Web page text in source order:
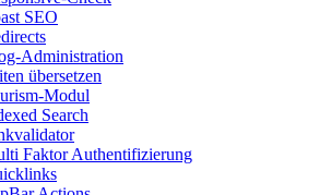
SEO
Administration
übersetzen
Modul
Search
Faktor Authentifizierung